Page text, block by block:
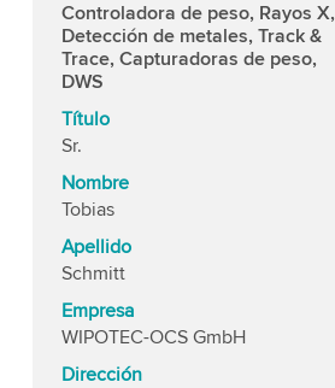
Controladora de peso, Rayos X,
Detección de metales, Track &
Trace, Capturadoras de peso,
DWS
Título
Sr.
Nombre
Tobias
Apellido
Schmitt
Empresa
WIPOTEC-OCS GmbH
Dirección